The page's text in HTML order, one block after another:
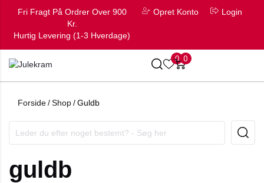
Fri Fragt På Ordrer Over 900
Kr.
Hurtig Levering (1-3 Hverdage)
Opret Konto Login
0 0
Forside/Shop/Guldb
guldb